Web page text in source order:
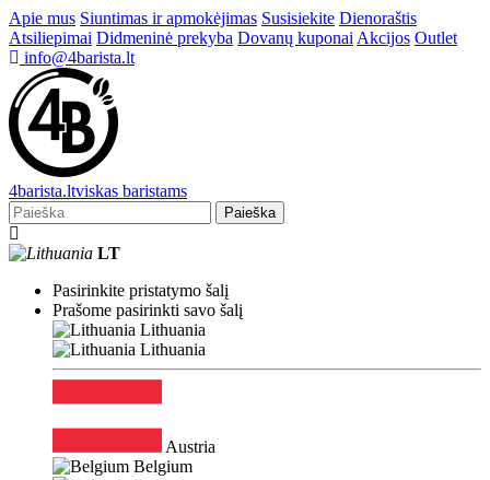
Apie mus Siuntimas ir apmokėjimas Susisiekite Dienoraštis
Atsiliepimai Didmeninė prekyba Dovanų kuponai Akcijos Outlet
info@4barista.lt
4barista.ltviskas baristams
Paieška
LT
Pasirinkite pristatymo šalį
Prašome pasirinkti savo šalį
Lithuania
Lithuania
Austria
Belgium